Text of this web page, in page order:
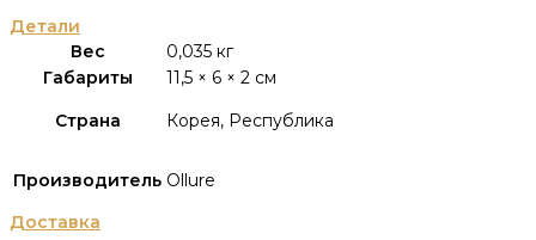
Детали
Вес
0,035 кг
Габариты
11,5 × 6 × 2 см
Страна
Корея, Республика
Производитель Ollure
Доставка